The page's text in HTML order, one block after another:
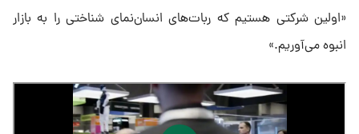
«اولین شرکتی هستیم که ربات‌های انسان‌نمای شناختی را به بازار
انبوه می‌آوریم.»